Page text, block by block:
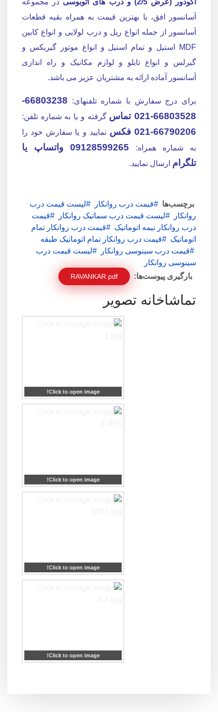
اکودور (عرض 2/5) و درب های اتوبوسی
در مجموعه
آسانسور افق، با بهترین قیمت به همراه بقیه قطعات
آسانسور از جمله انواع ریل و درب لولایی و انواع کابین
MDF استیل و تمام استیل و انواع موتور گیربکس و
گیرلس و انواع تابلو و لوازم مکانیک و راه اندازی
آسانسور آماده ارائه به مشتریان عزیز می باشد.
برای درج سفارش با شماره تلفنهای:
66803238-
66803528-021
تماس گرفته و یا به شماره تلفن:
66790206-021 فکس
نمایید و یا سفارش خود را
به شماره همراه: 09128599265
واتساپ یا
تلگرام ارسال نمایید.
برچسب‌ها قیمت درب روانکار
لیست قیمت درب
روانکار
لیست قیمت درب سماتیک روانکار
قیمت
درب روانکار نیمه اتوماتیک
قیمت درب روانکار تمام
اتوماتیک
قیمت درب روانکار تمام اتوماتیک طبقه
قیمت درب سینوسی روانکار
لیست قیمت درب
سینوسی روانکار
بارگیری پیوست‌ها:
RAVANKAR.pdf
تماشاخانه تصویر
Click to open image!
Click to open image!
Click to open image!
Click to open image!